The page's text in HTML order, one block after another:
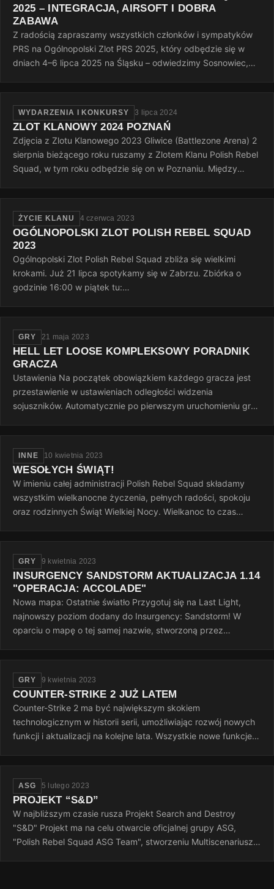
2025 – INTEGRACJA, AIRSOFT I DOBRA
ZABAWA
Z radością zapraszamy wszystkich członków i sympatyków
PRS na Ogólnopolski Zlot PRS 2025, który odbędzie się w
dniach 4–6 lipca 2025 na Śląsku – odwiedzimy Sosnowiec,
WYDARZENIA I KONKURSY 3 lipca 2024
ZLOT KLANOWY 2024 POZNAŃ
Zdjęcia z Zlotu Klanowego 2023 Gliwice (Battlezone Arena) 2
sierpnia bieżącego roku ruszamy z Zlotem Klanu Polish Rebel
Squad, w tym roku odbędzie się on w Poznaniu. Między
ŻYCIE KLANU 4 czerwca 2023
OGÓLNOPOLSKI ZLOT POLISH REBEL SQUAD
2023
Ogólnopolski Zlot Polish Rebel Squad zbliża się wielkimi
krokami. Już 21 lipca spotykamy się w Zabrzu. Zbiórka o
godzinie 16:00 w piątek tu:
GRY 21 maja 2023
HELL LET LOOSE KOMPLEKSOWY PORADNIK
GRACZA
Ustawienia Na początek obowiązkiem każdego gracza jest
przestawienie w ustawieniach odległości widzenia
sojuszników. Automatycznie po pierwszym uruchomieniu gry
INNE 10 kwietnia 2023
WESOŁYCH ŚWIĄT!
W imieniu całej administracji Polish Rebel Squad składamy
wszystkim wielkanocne życzenia, pełnych radości, spokoju
oraz rodzinnych Świąt Wielkiej Nocy. Wielkanoc to czas
GRY 9 kwietnia 2023
INSURGENCY SANDSTORM AKTUALIZACJA 1.14
"OPERACJA: ACCOLADE"
Nowa mapa: Ostatnie światło Przygotuj się na Last Light,
najnowszy poziom dodany do Insurgency: Sandstorm! W
oparciu o mapę o tej samej nazwie, stworzoną przez
GRY 9 kwietnia 2023
COUNTER-STRIKE 2 JUŻ LATEM
Counter-Strike 2 ma być największym skokiem
technologicznym w historii serii, umożliwiając rozwój nowych
funkcji i aktualizacji na kolejne lata. Wszystkie nowe funkcje
ASG 5 lutego 2023
PROJEKT “S&D”
W najbliższym czasie rusza Projekt Search and Destroy
"S&D" Projekt ma na celu otwarcie oficjalnej grupy ASG,
"Polish Rebel Squad ASG Team", stworzeniu Multiscenariusza